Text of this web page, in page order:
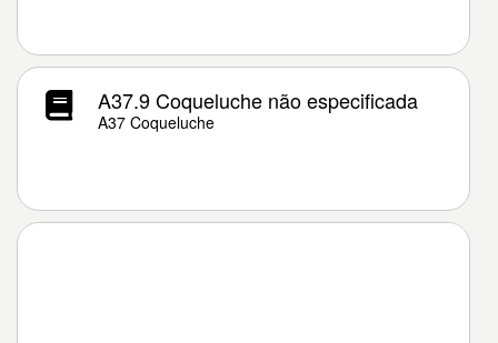
A37.9 Coqueluche não especificada
A37 Coqueluche